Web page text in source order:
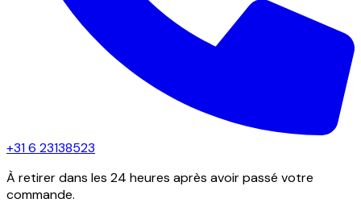
+31 6 23138523
À retirer dans les 24 heures après avoir passé votre
commande.